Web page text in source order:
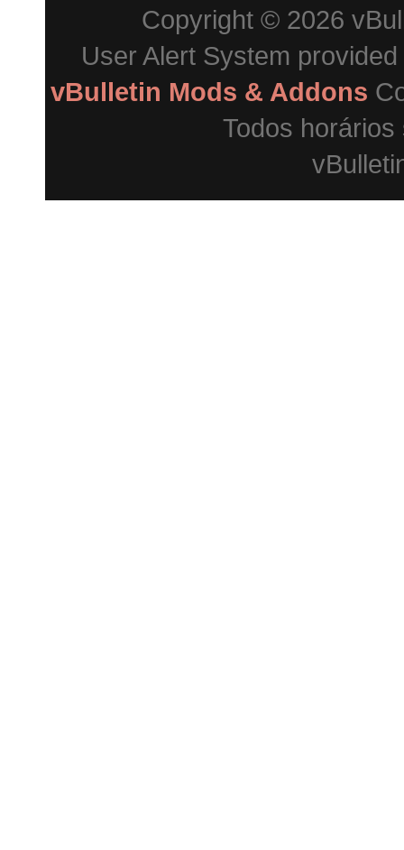
Copyright © 2026
User Alert System
vBulletin Mods & Addons
Todos